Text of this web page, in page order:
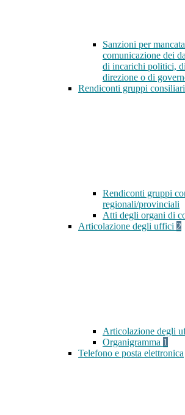
Sanzioni per
comunicazione dei
di incarichi politici,
direzione o di
Rendiconti gruppi
Rendiconti gruppi
regionali/provinciali
Atti degli organi di
Articolazione degli uffici 2
Articolazione degli
Organigramma 1
Telefono e posta elettronica